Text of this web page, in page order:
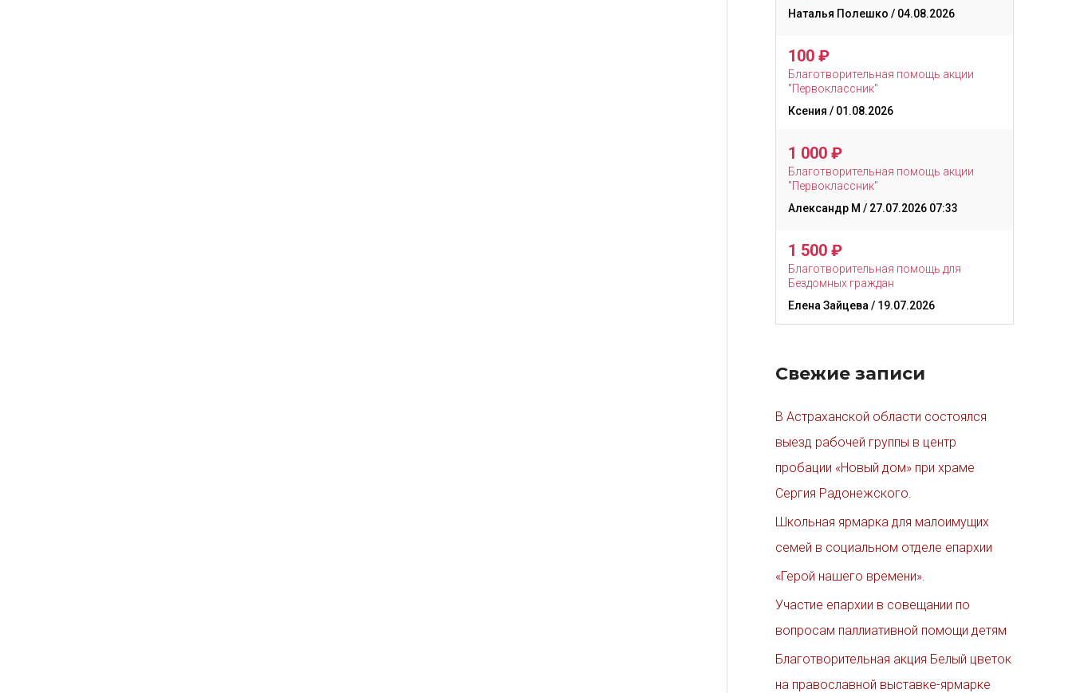
Наталья Полешко / 04.08.2026
100 ₽
Благотворительная помощь акции
"Первоклассник"
Ксения / 01.08.2026
1 000 ₽
Благотворительная помощь акции
"Первоклассник"
Александр М / 27.07.2026 07:33
1 500 ₽
Благотворительная помощь для
Бездомных граждан
Елена Зайцева / 19.07.2026
Свежие записи
В Астраханской области состоялся
выезд рабочей группы в центр
пробации «Новый дом» при храме
Сергия Радонежского.
Школьная ярмарка для малоимущих
семей в социальном отделе епархии
«Герой нашего времени».
Участие епархии в совещании по
вопросам паллиативной помощи детям
Благотворительная акция Белый цветок
на православной выставке-ярмарке